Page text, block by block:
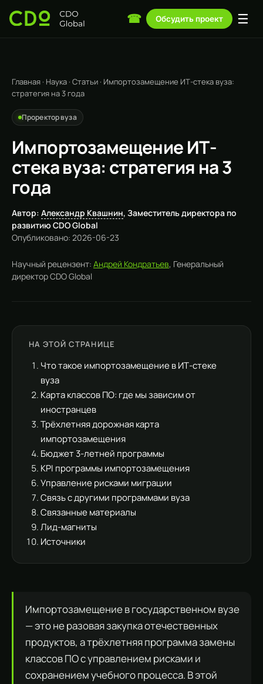
☎ Обсудить проект ☰
Главная · Наука · Статьи · Импортозамещение ИТ-стека вуза:
стратегия на 3 года
Проректор вуза
Импортозамещение ИТ-
стека вуза: стратегия на 3
года
Автор: Александр Квашнин, Заместитель директора по
развитию CDO Global
Опубликовано: 2026-06-23
Научный рецензент: Андрей Кондратьев, Генеральный
директор CDO Global
НА ЭТОЙ СТРАНИЦЕ
Что такое импортозамещение в ИТ-стеке
вуза
Карта классов ПО: где мы зависим от
иностранцев
Трёхлетняя дорожная карта
импортозамещения
Бюджет 3-летней программы
KPI программы импортозамещения
Управление рисками миграции
Связь с другими программами вуза
Связанные материалы
Лид-магниты
Источники
Импортозамещение в государственном вузе
— это не разовая закупка отечественных
продуктов, а трёхлетняя программа замены
классов ПО с управлением рисками и
сохранением учебного процесса. В этой